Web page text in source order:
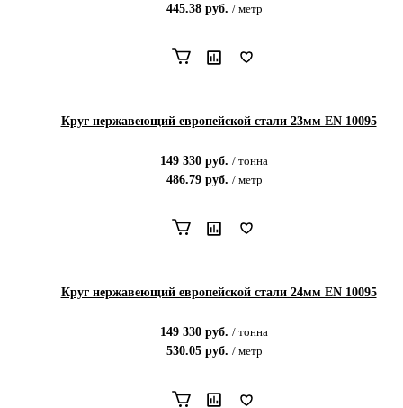
445.38руб. / метр
Круг нержавеющий европейской стали 23мм EN 10095
149 330 руб. / тонна
486.79руб. / метр
Круг нержавеющий европейской стали 24мм EN 10095
149 330 руб. / тонна
530.05руб. / метр